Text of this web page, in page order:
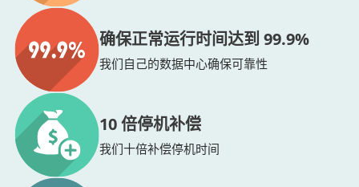
确保正常运行时间达到 99.9%
我们自己的数据中心确保可靠性
10 倍停机补偿
我们十倍补偿停机时间